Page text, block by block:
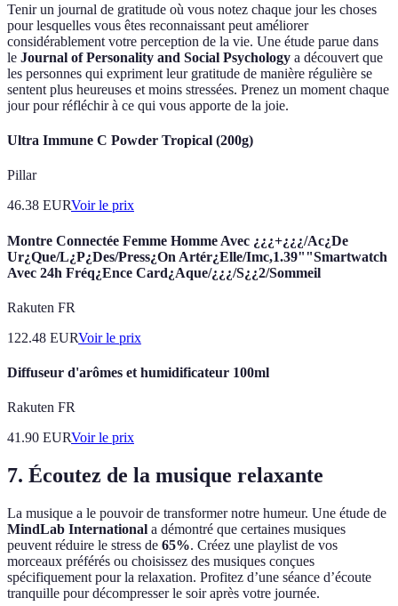
Tenir un journal de gratitude où vous notez chaque jour les choses
pour lesquelles vous êtes reconnaissant peut améliorer
considérablement votre perception de la vie. Une étude parue dans
le Journal of Personality and Social Psychology a découvert que
les personnes qui expriment leur gratitude de manière régulière se
sentent plus heureuses et moins stressées. Prenez un moment chaque
jour pour réfléchir à ce qui vous apporte de la joie.
Ultra Immune C Powder Tropical (200g)
Pillar
46.38 EURVoir le prix
Montre Connectée Femme Homme Avec ¿¿¿+¿¿¿/Ac¿De
Ur¿Que/L¿P¿Des/Press¿On Artér¿Elle/Imc,1.39""Smartwatch
Avec 24h Fréq¿Ence Card¿Aque/¿¿¿/S¿¿2/Sommeil
Rakuten FR
122.48 EURVoir le prix
Diffuseur d'arômes et humidificateur 100ml
Rakuten FR
41.90 EURVoir le prix
7. Écoutez de la musique relaxante
La musique a le pouvoir de transformer notre humeur. Une étude de
MindLab International a démontré que certaines musiques
peuvent réduire le stress de 65%. Créez une playlist de vos
morceaux préférés ou choisissez des musiques conçues
spécifiquement pour la relaxation. Profitez d’une séance d’écoute
tranquille pour décompresser le soir après votre journée.